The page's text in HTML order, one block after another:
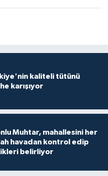
kaliteli tütünü
karışıyor
Muhtar, mahallesini her
havadan kontrol edip
belirliyor